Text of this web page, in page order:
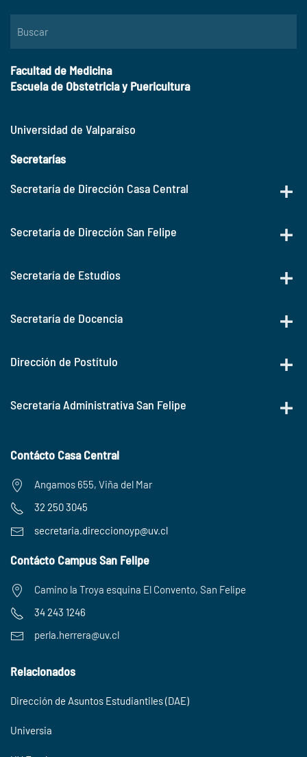
Facultad de Medicina
Escuela de Obstetricia y Puericultura
Universidad de Valparaíso
Secretarías
Secretaría de Dirección Casa Central
Secretaría de Dirección San Felipe
Secretaría de Estudios
Secretaría de Docencia
Dirección de Postítulo
Secretaría Administrativa San Felipe
Contácto Casa Central
Angamos 655, Viña del Mar
32 250 3045
secretaria. direccionoyp@uv.cl
Contácto Campus San Felipe
Camino la Troya esquina El Convento, San Felipe
34 243 1246
perla.herrera@uv.cl
Relacionados
Dirección de Asuntos Estudiantiles (DAE)
Universia